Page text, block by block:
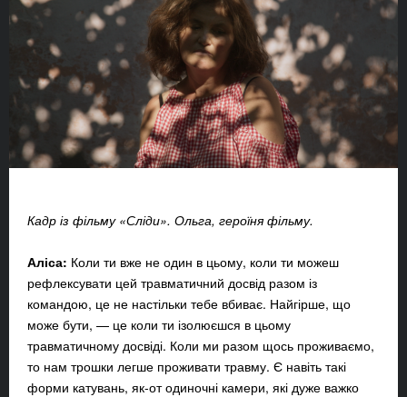
Кадр із фільму «Сліди». Ольга, героїня фільму.
Аліса: Коли ти вже не один в цьому, коли ти можеш
рефлексувати цей травматичний досвід разом із
командою, це не настільки тебе вбиває. Найгірше, що
може бути, — це коли ти ізолюєшся в цьому
травматичному досвіді. Коли ми разом щось проживаємо,
то нам трошки легше проживати травму. Є навіть такі
форми катувань, як-от одиночні камери, які дуже важко